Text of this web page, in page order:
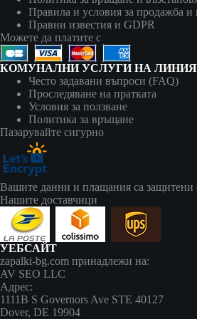
Правила и условия за продажба и
Правни известия и GDPR
Можете да платите с
КОМУНАЛНИ УСЛУГИ НА ЛИНИЯ
Често задавани въпроси (FAQ)
Проследяване на пратката
Условия за ползване
Политика за връщане
Пазарувайте сигурно
Вашите данни и плащания са защитени
Нашите доставчици
УЕБСАЙТ
zapalki-bg.com принадлежи на:
AV SEO LLC
Адрес:
1111B S Governors Ave STE 40127
Dover, DE 19904